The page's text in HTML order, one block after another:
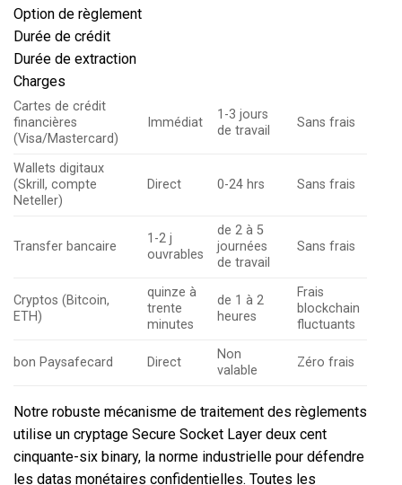
Option de règlement
Durée de crédit
Durée de extraction
Charges
Cartes de crédit
financières
(Visa/Mastercard)
Immédiat
1-3 jours
de travail
Sans frais
Wallets digitaux
(Skrill, compte
Neteller)
Direct 0-24 hrs Sans frais
Transfer bancaire
1-2 j
ouvrables
de 2 à 5
journées
de travail
Sans frais
Cryptos (Bitcoin,
ETH)
quinze à
trente
minutes
de 1 à 2
heures
Frais
blockchain
fluctuants
bon Paysafecard Direct
Non
valable
Zéro frais
Notre robuste mécanisme de traitement des règlements
utilise un cryptage Secure Socket Layer deux cent
cinquante-six binary, la norme industrielle pour défendre
les datas monétaires confidentielles. Toutes les